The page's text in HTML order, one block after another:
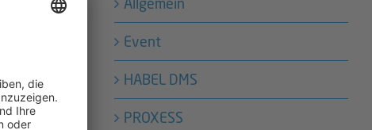
Event
HABEL DMS
PROXESS